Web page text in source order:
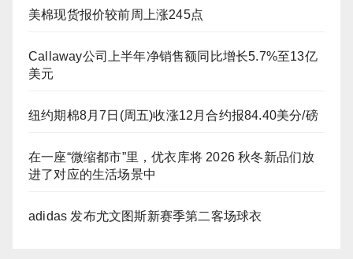
美棉现货报价较前周上涨245点
Callaway公司上半年净销售额同比增长5.7%至13亿
美元
纽约期棉8月7日(周五)收涨12月合约报84.40美分/磅
在一座“微缩都市”里，优衣库将 2026 秋冬新品们放
进了对应的生活场景中
adidas 发布尤文图斯新赛季第二客场球衣